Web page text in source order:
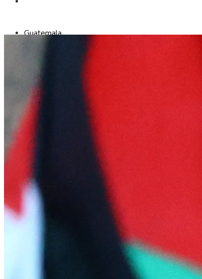
Guatemala
Inversiones y negocios
Ciencia y tecnología
Cultura y ocio
Responsabilidad social